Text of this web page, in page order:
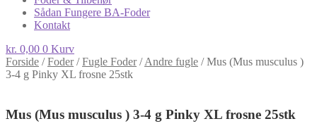
Sådan Fungere BA-Foder
Kontakt
kr. 0,00 0 Kurv
Forside /Foder/Fugle Foder/Andre fugle /Mus (Mus musculus )
3-4 g Pinky XL frosne 25stk
Mus (Mus musculus ) 3-4 g Pinky XL frosne 25stk